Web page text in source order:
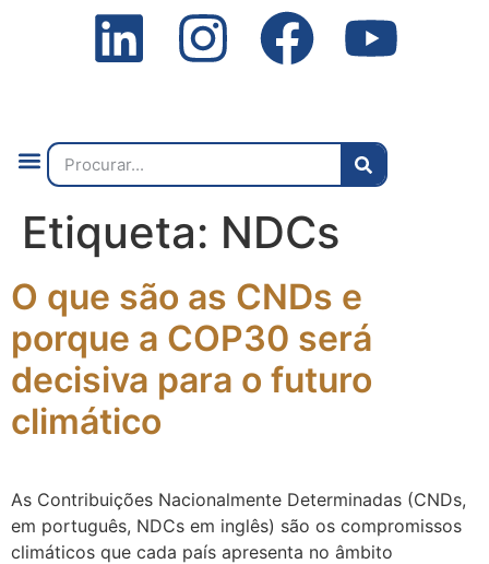
Etiqueta: NDCs
O que são as CNDs e
porque a COP30 será
decisiva para o futuro
climático
As Contribuições Nacionalmente Determinadas (CNDs,
em português, NDCs em inglês) são os compromissos
climáticos que cada país apresenta no âmbito